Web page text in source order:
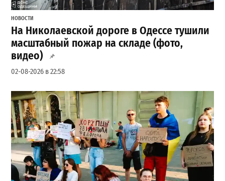
НОВОСТИ
На Николаевской дороге в Одессе тушили
масштабный пожар на складе (фото,
видео)
02-08-2026 в 22:58